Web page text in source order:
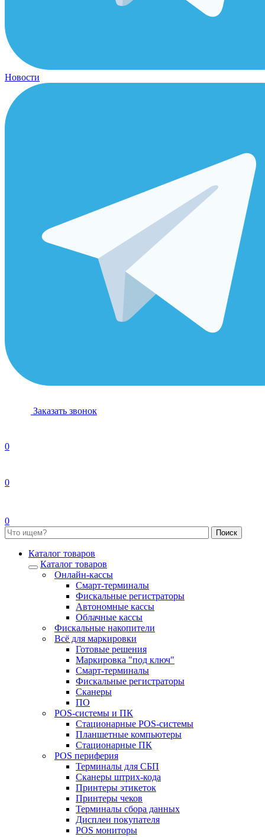
Новости
Заказать звонок
0
0
0
Каталог товаров
Каталог товаров
Онлайн-кассы
Смарт-терминалы
Фискальные регистраторы
Автономные кассы
Облачные кассы
Фискальные накопители
Всё для маркировки
Готовые решения
Маркировка "под ключ"
Смарт-терминалы
Фискальные регистраторы
Сканеры
ПО
POS-системы и ПК
Стационарные POS-системы
Планшетные компьютеры
Стационарные ПК
POS периферия
Терминалы для СБП
Сканеры штрих-кода
Принтеры этикеток
Принтеры чеков
Терминалы сбора данных
Дисплеи покупателя
POS мониторы